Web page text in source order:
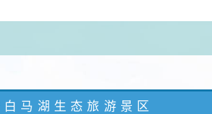
白马湖生态旅游景区